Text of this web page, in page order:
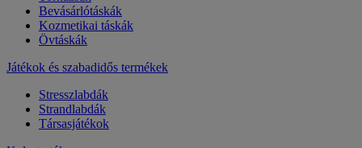
Bevásárlótáskák
Kozmetikai táskák
Övtáskák
Játékok és szabadidős termékek
Stresszlabdák
Strandlabdák
Társasjátékok